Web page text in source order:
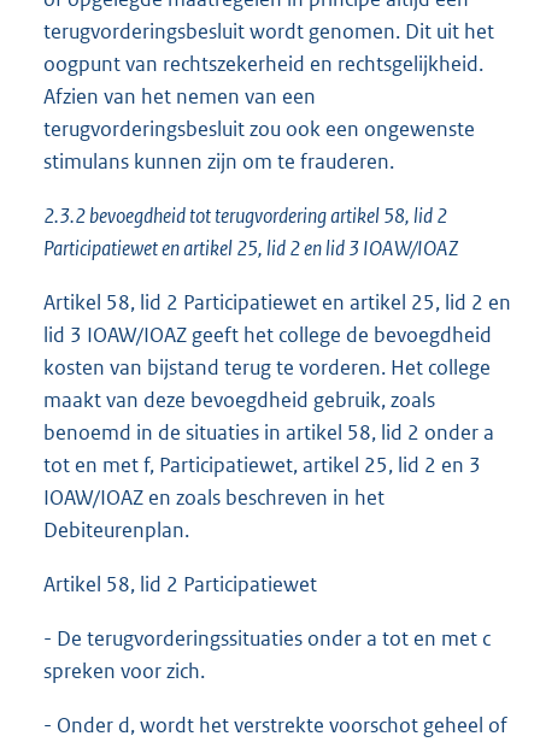
terugvorderingsbesluit wordt genomen. Dit uit het
oogpunt van rechtszekerheid en rechtsgelijkheid.
Afzien van het nemen van een
terugvorderingsbesluit zou ook een ongewenste
stimulans kunnen zijn om te frauderen.
2.3.2 bevoegdheid tot terugvordering artikel 58, lid 2
Participatiewet en artikel 25, lid 2 en lid 3 IOAW/IOAZ
Artikel 58, lid 2 Participatiewet en artikel 25, lid 2 en
lid 3 IOAW/IOAZ geeft het college de bevoegdheid
kosten van bijstand terug te vorderen. Het college
maakt van deze bevoegdheid gebruik, zoals
benoemd in de situaties in artikel 58, lid 2 onder a
tot en met f, Participatiewet, artikel 25, lid 2 en 3
IOAW/IOAZ en zoals beschreven in het
Debiteurenplan.
Artikel 58, lid 2 Participatiewet
- De terugvorderingssituaties onder a tot en met c
spreken voor zich.
- Onder d, wordt het verstrekte voorschot geheel of